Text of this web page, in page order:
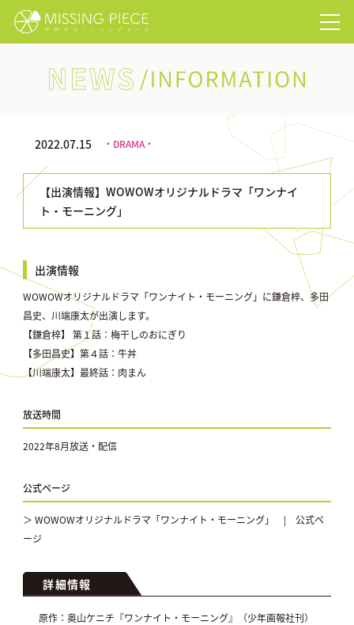
NEWS/INFORMATION
2022.07.15 ・DRAMA・
【出演情報】WOWOWオリジナルドラマ「ワンナイ
ト・モーニング」
出演情報
WOWOWオリジナルドラマ「ワンナイト・モーニング」に鎌倉梓、多田
昌史、川端康太が出演します。
【鎌倉梓】 第１話：梅干しのおにぎり
【多田昌史】第４話：牛丼
【川端康太】最終話：肉まん
放送時間
2022年8月放送・配信
公式ページ
＞ WOWOWオリジナルドラマ「ワンナイト・モーニング」 | 公式ペ
ージ
詳細情報
原作：奥山ケニチ『ワンナイト・モーニング』（少年画報社刊）